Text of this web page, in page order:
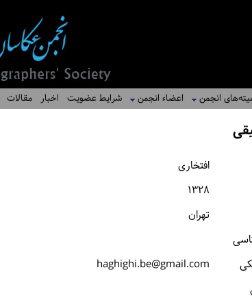
انجمن اعضاء انجمن شرایط عضویت اخبار مقالات
افتخاری
۱۳۲۸
تهران
haghighi.be@gmail.com